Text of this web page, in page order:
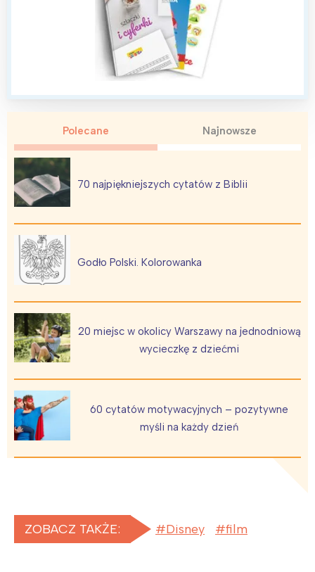
Polecane Najnowsze
70 najpiękniejszych cytatów z Biblii
Godło Polski. Kolorowanka
20 miejsc w okolicy Warszawy na jednodniową
wycieczkę z dziećmi
60 cytatów motywacyjnych – pozytywne
myśli na każdy dzień
ZOBACZ TAKŻE: Disney film
tego regionu:
Warszawa
Wrocław
Śląsk
Kraków
Wszystkie
Wybieram